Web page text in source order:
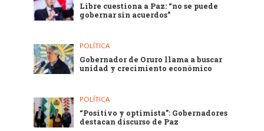
Libre cuestiona a Paz: “no se puede
gobernar sin acuerdos”
POLÍTICA
Gobernador de Oruro llama a buscar
unidad y crecimiento económico
POLÍTICA
“Positivo y optimista”: Gobernadores
destacan discurso de Paz